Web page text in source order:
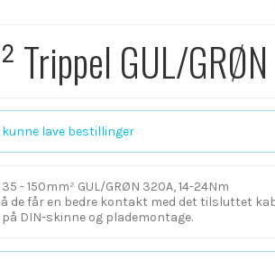
Trippel GUL/GRØN
lave bestillinger
- 150mm² GUL/GRØN 320A, 14-24Nm
de får en bedre kontakt med det tilsluttet
DIN-skinne og plademontage.